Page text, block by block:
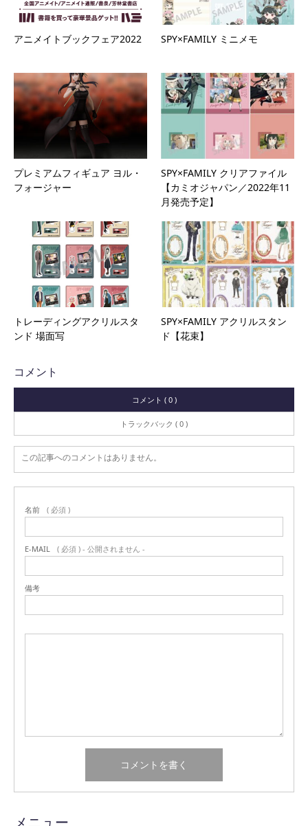
アニメイトブックフェア2022 SPY×FAMILY ミニメモ
プレミアムフィギュア ヨル・
フォージャー
SPY×FAMILY クリアファイル
【カミオジャパン／2022年11
月発売予定】
トレーディングアクリルスタ
ンド 場面写
SPY×FAMILY アクリルスタン
ド【花束】
コメント
コメント ( 0 )
トラックバック ( 0 )
この記事へのコメントはありません。
名前 ( 必須 )
E-MAIL ( 必須 ) - 公開されません -
備考
メニュー